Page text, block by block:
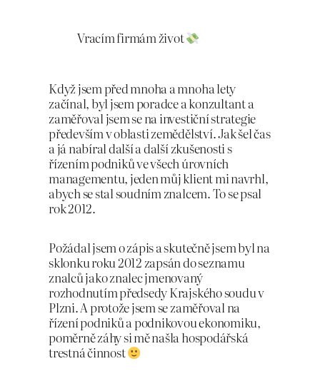
Vracím firmám život
Když jsem před mnoha a mnoha lety
začínal, byl jsem poradce a konzultant a
zaměřoval jsem se na investiční strategie
především v oblasti zemědělství. Jak šel čas
a já nabíral další a další zkušenosti s
řízením podniků ve všech úrovních
managementu, jeden můj klient mi navrhl,
abych se stal soudním znalcem. To se psal
rok 2012.
Požádal jsem o zápis a skutečně jsem byl na
sklonku roku 2012 zapsán do seznamu
znalců jako znalec jmenovaný
rozhodnutím předsedy Krajského soudu v
Plzni. A protože jsem se zaměřoval na
řízení podniků a podnikovou ekonomiku,
poměrně záhy si mě našla hospodářská
trestná činnost